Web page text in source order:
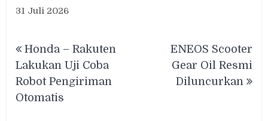
31 Juli 2026
pos
Honda – Rakuten
Lakukan Uji Coba
Robot Pengiriman
Otomatis
ENEOS Scooter
Gear Oil Resmi
Diluncurkan